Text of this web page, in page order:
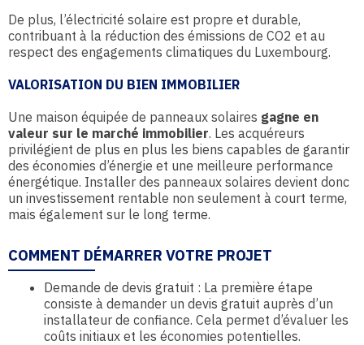
De plus, l’électricité solaire est propre et durable,
contribuant à la réduction des émissions de CO2 et au
respect des engagements climatiques du Luxembourg.
VALORISATION DU BIEN IMMOBILIER
Une maison équipée de panneaux solaires gagne en
valeur sur le marché immobilier. Les acquéreurs
privilégient de plus en plus les biens capables de garantir
des économies d’énergie et une meilleure performance
énergétique. Installer des panneaux solaires devient donc
un investissement rentable non seulement à court terme,
mais également sur le long terme.
COMMENT DÉMARRER VOTRE PROJET
Demande de devis gratuit : La première étape
consiste à demander un devis gratuit auprès d’un
installateur de confiance. Cela permet d’évaluer les
coûts initiaux et les économies potentielles.